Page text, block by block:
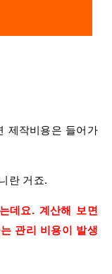
제작비용은 들어가
란 거죠​.
데요. 계산해 보면
관리 비용이 발생